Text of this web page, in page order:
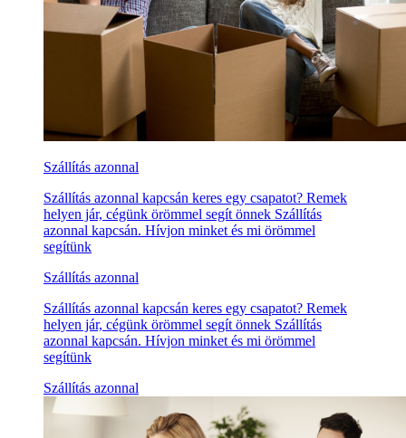
Szállítás azonnal
Szállítás azonnal kapcsán keres egy csapatot? Remek
helyen jár, cégünk örömmel segít önnek Szállítás
azonnal kapcsán. Hívjon minket és mi örömmel
segítünk
Szállítás azonnal
Szállítás azonnal kapcsán keres egy csapatot? Remek
helyen jár, cégünk örömmel segít önnek Szállítás
azonnal kapcsán. Hívjon minket és mi örömmel
segítünk
Szállítás azonnal